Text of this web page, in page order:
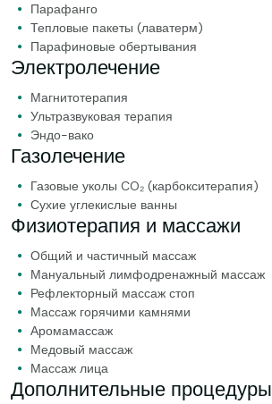
Парафанго
Тепловые пакеты (лаватерм)
Парафиновые обертывания
Электролечение
Магнитотерапия
Ультразвуковая терапия
Эндо-вако
Газолечение
Газовые уколы CO₂ (карбокситерапия)
Сухие углекислые ванны
Физиотерапия и массажи
Общий и частичный массаж
Мануальный лимфодренажный массаж
Рефлекторный массаж стоп
Массаж горячими камнями
Аромамассаж
Медовый массаж
Массаж лица
Дополнительные процедуры